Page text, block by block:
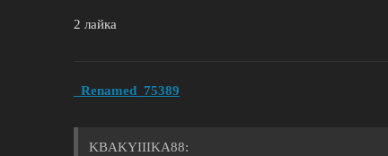
2 лайка
_Renamed_75389
KBAKYIIIKA88: